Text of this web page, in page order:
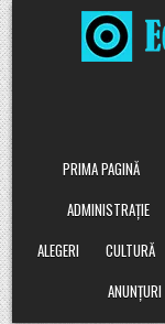
Skip
to
content
PRIMA PAGINĂ
ADMINISTRAȚIE
ALEGERI
CULTURĂ
ANUNȚURI